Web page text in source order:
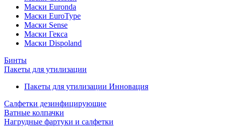
Маски Euronda
Маски EuroType
Маски Sense
Маски Гекса
Маски Dispoland
Бинты
Пакеты для утилизации
Пакеты для утилизации Инновация
Салфетки дезинфицирующие
Ватные колпачки
Нагрудные фартуки и салфетки